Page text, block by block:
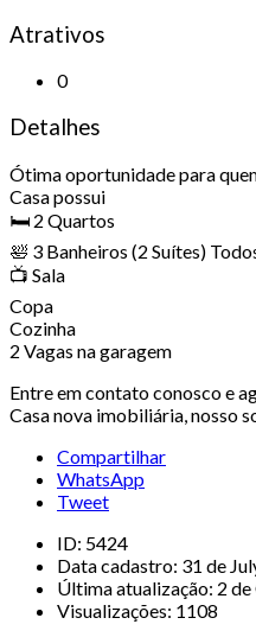
Atrativos
0
Detalhes
Ótima oportunidade para
Casa possui
🛏️ 2 Quartos
🛀 3 Banheiros (2 Suítes)
📺 Sala
Copa
Cozinha
2 Vagas na garagem
Entre em contato conosco e
Casa nova imobiliária, nosso
Compartilhar
WhatsApp
Tweet
ID: 5424
Data cadastro: 31 de
Última atualização: 2
Visualizações: 1108